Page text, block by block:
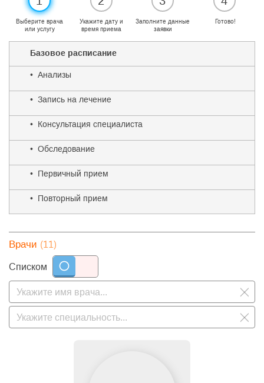
Выберите врача
или услугу
Укажите дату и
время приема
Заполните данные
заявки
Готово!
Базовое расписание
• Анализы
• Запись на лечение
• Консультация специалиста
• Обследование
• Первичный прием
• Повторный прием
Врачи (11)
Списком